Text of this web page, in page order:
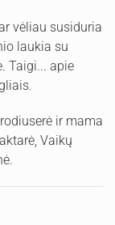
vėliau susiduria
laukia su
Taigi... apie
ir mama
Vaikų